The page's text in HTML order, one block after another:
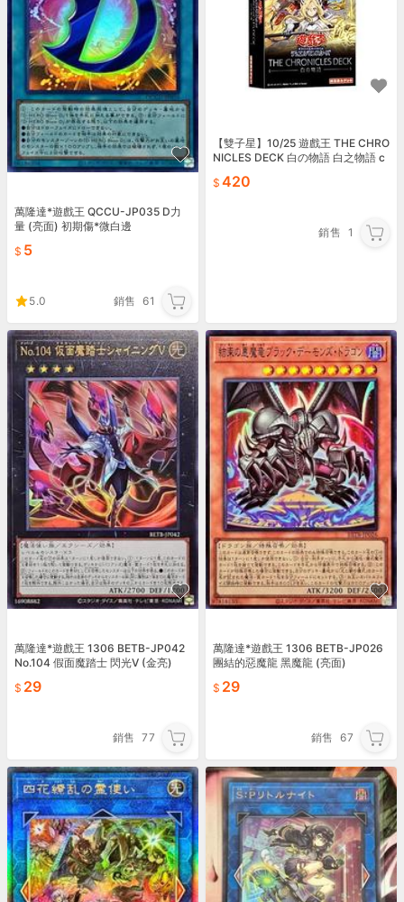
萬隆達*遊戲王 QCCU-JP035 D力
量 (亮面) 初期傷*微白邊
5
5.0 銷售 61
【雙子星】10/25 遊戲王 THE CHRO
NICLES DECK 白の物語 白之物語 c
420
銷售 1
萬隆達*遊戲王 1306 BETB-JP042
No.104 假面魔踏士 閃光V (金亮)
29
銷售 77
萬隆達*遊戲王 1306 BETB-JP026
團結的惡魔龍 黑魔龍 (亮面)
29
銷售 67